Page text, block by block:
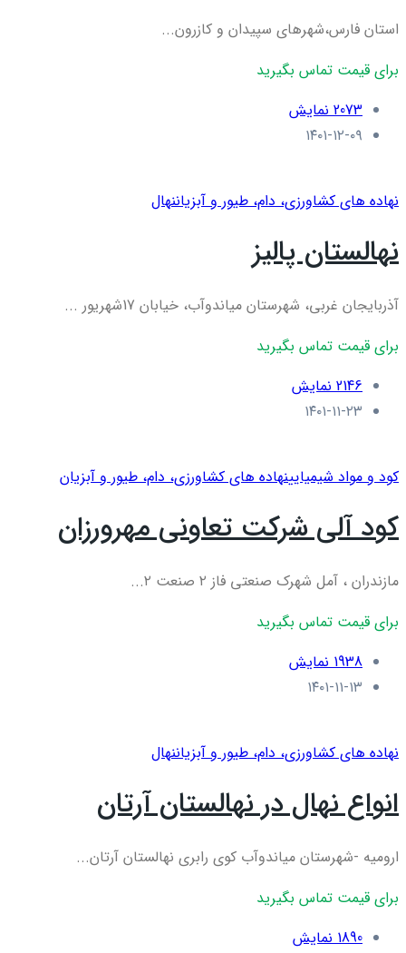
استان فارس،شهرهای سپیدان و کازرون...
برای قیمت تماس بگیرید
2073 نمایش
۱۴۰۱-۱۲-۰۹
نهاده های کشاورزی، دام، طيور و آبزياننهال
نهالستان پالیز
آذربایجان غربی، شهرستان میاندوآب، خیابان 17شهریور ...
برای قیمت تماس بگیرید
2146 نمایش
۱۴۰۱-۱۱-۲۳
کود و مواد شیمیایینهاده های کشاورزی، دام، طيور و آبزيان
کود آلی شرکت تعاونی مهرورزان
مازندران ، آمل شهرک صنعتی فاز ۲ صنعت ۲...
برای قیمت تماس بگیرید
1938 نمایش
۱۴۰۱-۱۱-۱۳
نهاده های کشاورزی، دام، طيور و آبزياننهال
انواع نهال در نهالستان آرتان
ارومیه -شهرستان میاندوآب کوی رابری نهالستان آرتان...
برای قیمت تماس بگیرید
1890 نمایش